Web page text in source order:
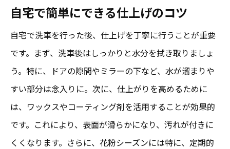
自宅で簡単にできる仕上げのコツ
自宅で洗車を行った後、仕上げを丁寧に行うことが重要
です。まず、洗車後はしっかりと水分を拭き取りましょ
う。特に、ドアの隙間やミラーの下など、水が溜まりや
すい部分は念入りに。次に、仕上がりを高めるために
は、ワックスやコーティング剤を活用することが効果的
です。これにより、表面が滑らかになり、汚れが付きに
くくなります。さらに、花粉シーズンには特に、定期的